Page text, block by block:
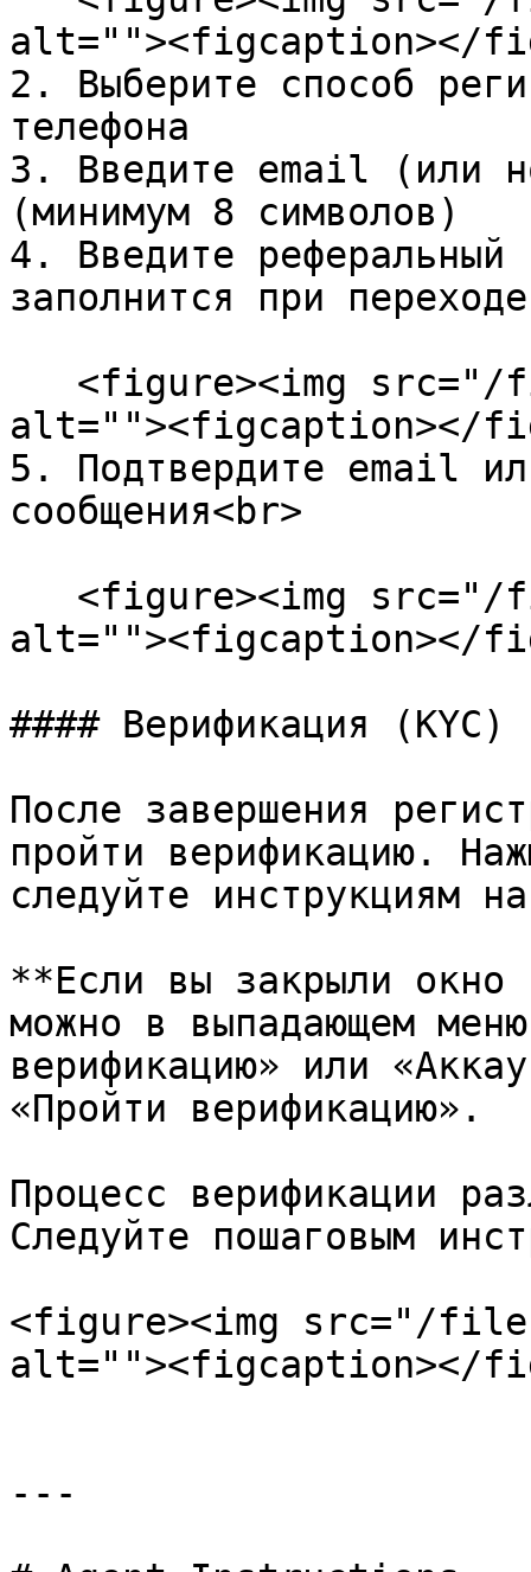
alt=""><figcaption></
2. Выберите способ
телефона
3. Введите email (или
(минимум 8 символов)
4. Введите реферальный
заполнится при
alt=""><figcaption></
5. Подтвердите email
сообщения<br>
alt=""><figcaption></
#### Верификация (KYC)
После завершения
пройти верификацию.
следуйте инструкциям
**Если вы закрыли окно
можно в выпадающем
верификацию» или
«Пройти верификацию».
Процесс верификации
Следуйте пошаговым
<figure><img src="/files/
alt=""><figcaption></
---